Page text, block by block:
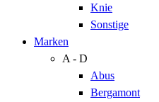
Knie
Sonstige
Marken
A - D
Abus
Bergamont